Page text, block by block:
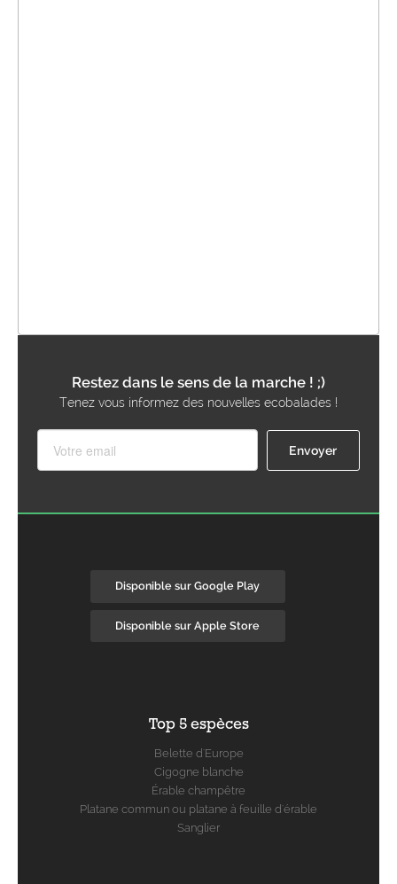
Restez dans le sens de la marche ! ;)
Tenez vous informez des nouvelles ecobalades !
Disponible sur Google Play
Disponible sur Apple Store
Top 5 espèces
Belette d'Europe
Cigogne blanche
Érable champêtre
Platane commun ou platane à feuille d'érable
Sanglier